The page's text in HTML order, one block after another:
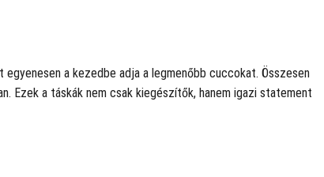
a kezedbe adja a legmenőbb cuccokat. Összesen
Ezek a táskák nem csak kiegészítők, hanem igazi statement